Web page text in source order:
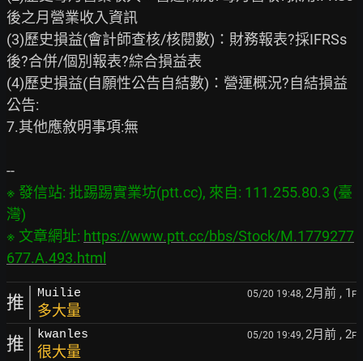
後之月營業收入資訊
(3)歷史損益(會計師查核/核閱數)：財務報表?採IFRSs
後?合併/個別報表?綜合損益表
(4)歷史損益(自願性公告自結數)：營運概況?自結損益
公告:
7.其他應敘明事項:無
※ 發信站: 批踢踢實業坊(ptt.cc), 來自: 111.255.80.3 (臺
灣)
※ 文章網址: https://www.ptt.cc/bbs/Stock/M.1779277
677.A.493.html
推 Muilie 05/20 19:48, 2月前 , 1 F
多大量
推 kwanles 05/20 19:49, 2月前 , 2F
很大量